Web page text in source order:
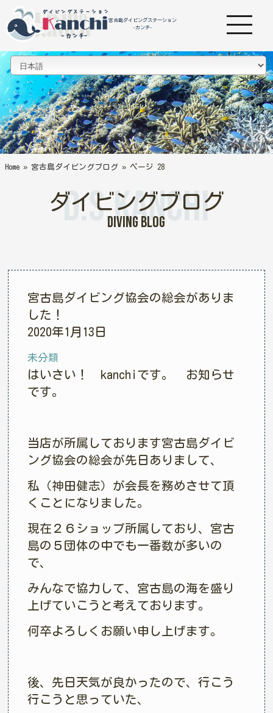
宮古島ダイビングステーション
-カンチ-
Home » 宮古島ダイビングブログ » ページ 28
ダイビングブログ
Diving Blog
D.S.Kanchi
宮古島ダイビング協会の総会がありま
した！
2020年1月13日
未分類
はいさい！ kanchiです。 お知らせ
です。
当店が所属しております宮古島ダイビ
ング協会の総会が先日ありまして、
私（神田健志）が会長を務めさせて頂
くことになりました。
現在２６ショップ所属しており、宮古
島の５団体の中でも一番数が多いの
で、
みんなで協力して、宮古島の海を盛り
上げていこうと考えております。
何卒よろしくお願い申し上げます。
後、先日天気が良かったので、行こう
行こうと思っていた、